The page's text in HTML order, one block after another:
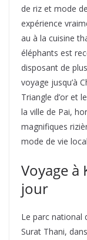
de riz et mode
expérience
au à la cuisine
éléphants est
disposant de
voyage jusqu’à
Triangle d’or et
la ville de Pai,
magnifiques
mode de vie
Voyage à
jour
Le parc national
Surat Thani,